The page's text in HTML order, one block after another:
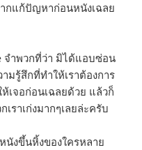
กแก้ปัญหาก่อนหนังเฉลย
จำพวกที่ว่า มิได้แอบซ่อน
มรู้สึกที่ทำให้เราต้องการ
เจอก่อนเฉลยด้วย แล้วก็
ราเก่งมากๆเลยล่ะครับ
นังขึ้นหิ้งของใครหลาย